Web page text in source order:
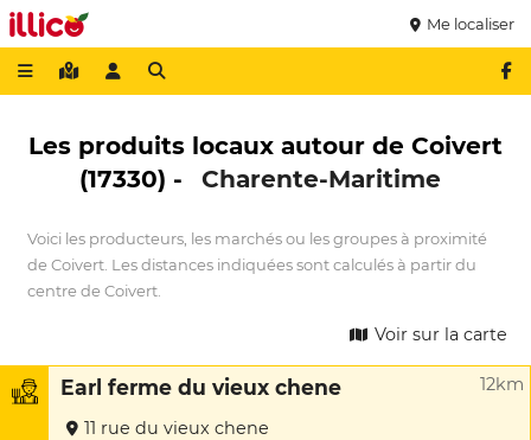
Me localiser
Les produits locaux autour de Coivert
(17330) -
Charente-Maritime
Voici les producteurs, les marchés ou les groupes à proximité
de Coivert. Les distances indiquées sont calculés à partir du
centre de Coivert.
Voir sur la carte
Earl ferme du vieux chene 12km
11 rue du vieux chene